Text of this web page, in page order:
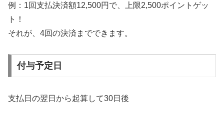
例：1回支払決済額12,500円で、上限2,500ポイントゲッ
ト！
それが、4回の決済までできます。
付与予定日
支払日の翌日から起算して30日後